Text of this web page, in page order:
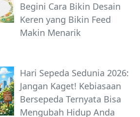
Begini Cara Bikin Desain
Keren yang Bikin Feed
Makin Menarik
Hari Sepeda Sedunia 2026:
Jangan Kaget! Kebiasaan
Bersepeda Ternyata Bisa
Mengubah Hidup Anda